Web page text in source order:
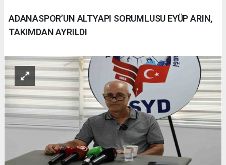
ADANASPOR’UN ALTYAPI SORUMLUSU EYÜP ARIN,
TAKIMDAN AYRILDI